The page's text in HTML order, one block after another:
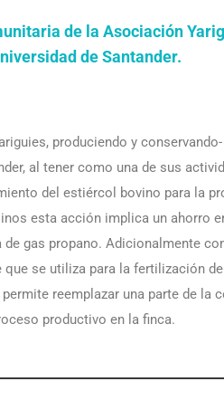
de la Asociación
de Santander.
produciendo y
al tener como una de sus
del estiércol bovino para la
esta acción implica un ahorro
de gas propano. Adicionalmente
que se utiliza para la fertilización
reemplazar una parte de la
productivo en la finca.